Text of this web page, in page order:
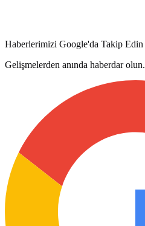
Haberlerimizi Google'da Takip Edin
Gelişmelerden anında haberdar olun.